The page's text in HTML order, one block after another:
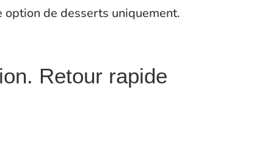
option de desserts uniquement.
Retour rapide